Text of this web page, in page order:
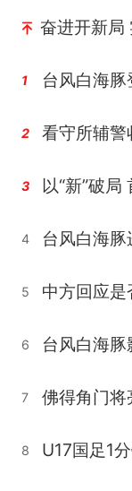
奋进开新局
1 台风白海
2 看守所辅警
3
4 台风白海
5
6 台风白海
7 佛得角门将
8 U17国足1